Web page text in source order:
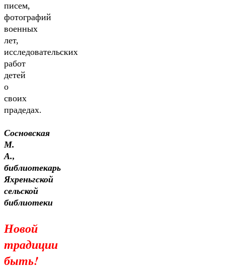
писем,
фотографий
военных
лет,
исследовательских
работ
детей
о
своих
прадедах.
Сосновская
М.
А.,
библиотекарь
Яхреньгской
сельской
библиотеки
Новой
традиции
быть!